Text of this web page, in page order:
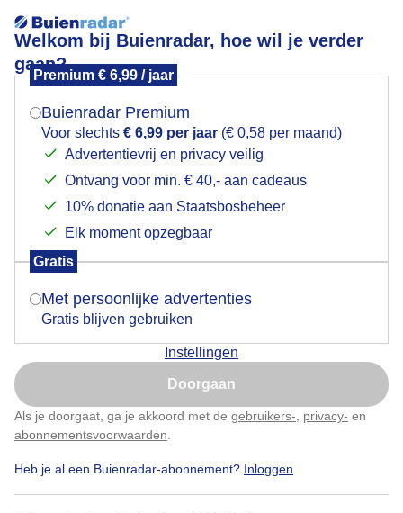
Welkom bij Buienradar, hoe wil je verder
gaan?
Premium € 6,99 / jaar
Buienradar Premium
Voor slechts € 6,99 per jaar (€ 0,58 per maand)
Advertentievrij en privacy veilig
Ontvang voor min. € 40,- aan cadeaus
10% donatie aan Staatsbosbeheer
Elk moment opzegbaar
Gratis
Met persoonlijke advertenties
Gratis blijven gebruiken
Instellingen
Doorgaan
Als je doorgaat, ga je akkoord met de gebruikers- privacy- en
abonnementsvoorwaarden
Heb je al een Buienradar-abonnement? Inloggen
Alpaca's in vriendelijke bewolktelucht met wind
bewolktelucht en wind
Door: Astrid Wiessner Hoog
Mogen we je locatie gebruiken voor het
Indien je hier nog geen akkoord op hebt gegeven,
verschijnt er zo een pop-up uit je browser waarin
Is goed, toon de popup
Nu niet, misschien later
Klik hierom dit aan te passen